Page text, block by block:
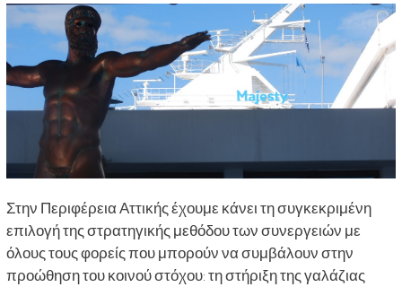
Στην Περιφέρεια Αττικής έχουμε κάνει τη συγκεκριμένη
επιλογή της στρατηγικής μεθόδου των συνεργειών με
όλους τους φορείς που μπορούν να συμβάλουν στην
προώθηση του κοινού στόχου: τη στήριξη της γαλάζιας